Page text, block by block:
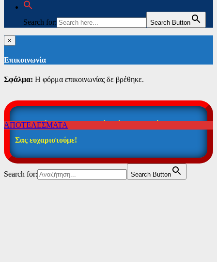
Search for: Search Button
×
Επικοινωνία
Σφάλμα: Η φόρμα επικοινωνίας δε βρέθηκε.
ΑΠΟΤΕΛΕΣΜΑΤΑ
Η καταχώρηση των στοιχείων ήταν επιτυχής!
Σας ευχαριστούμε!
Search for: Search Button